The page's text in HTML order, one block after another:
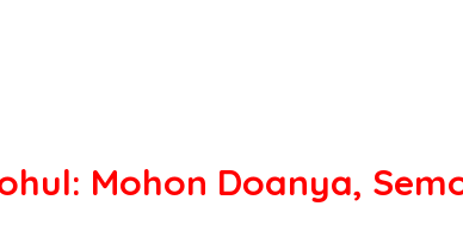
Mohon Doanya,